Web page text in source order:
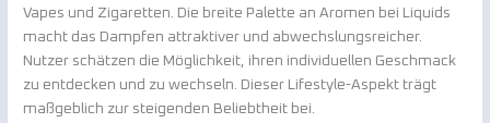
Vapes und Zigaretten. Die breite Palette an Aromen bei Liquids
macht das Dampfen attraktiver und abwechslungsreicher.
Nutzer schätzen die Möglichkeit, ihren individuellen Geschmack
zu entdecken und zu wechseln. Dieser Lifestyle-Aspekt trägt
maßgeblich zur steigenden Beliebtheit bei.